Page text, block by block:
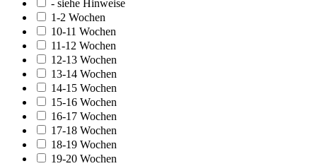
- siehe Hinweise
1-2 Wochen
10-11 Wochen
11-12 Wochen
12-13 Wochen
13-14 Wochen
14-15 Wochen
15-16 Wochen
16-17 Wochen
17-18 Wochen
18-19 Wochen
19-20 Wochen